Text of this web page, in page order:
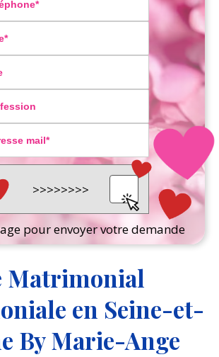
pour envoyer votre demande
Matrimonial
en Seine-et-
By Marie-Ange